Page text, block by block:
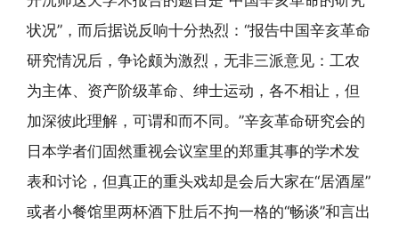
状况”，而后据说反响十分热烈：“报告中国辛亥革命
研究情况后，争论颇为激烈，无非三派意见：工农
为主体、资产阶级革命、绅士运动，各不相让，但
加深彼此理解，可谓和而不同。”辛亥革命研究会的
日本学者们固然重视会议室里的郑重其事的学术发
表和讨论，但真正的重头戏却是会后大家在“居酒屋”
或者小餐馆里两杯酒下肚后不拘一格的“畅谈”和言出